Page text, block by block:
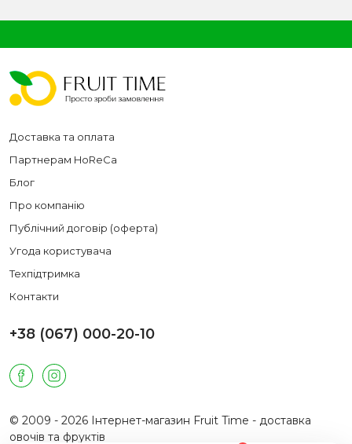
Доставка та оплата
Партнерам HoReCa
Блог
Про компанію
Публічний договір (оферта)
Угода користувача
Техпідтримка
Контакти
+38 (067) 000-20-10
© 2009 - 2026 Інтернет-магазин Fruit Time - доставка
овочів та фруктів